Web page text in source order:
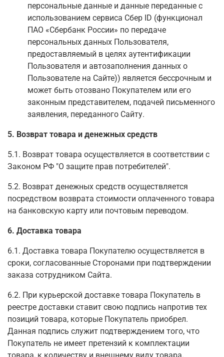
персональные данные и данные переданные с
использованием сервиса Сбер ID (функционал
ПАО «Сбербанк России» по передаче
персональных данных Пользователя,
предоставляемый в целях аутентификации
Пользователя и автозаполнения данных о
Пользователе на Сайте)) является бессрочным и
может быть отозвано Покупателем или его
законным представителем, подачей письменного
заявления, переданного Сайту.
5. Возврат товара и денежных средств
5.1. Возврат товара осуществляется в соответствии с
Законом РФ "О защите прав потребителей".
5.2. Возврат денежных средств осуществляется
посредством возврата стоимости оплаченного товара
на банковскую карту или почтовым переводом.
6. Доставка товара
6.1. Доставка товара Покупателю осуществляется в
сроки, согласованные Сторонами при подтверждении
заказа сотрудником Сайта.
6.2. При курьерской доставке товара Покупатель в
реестре доставки ставит свою подпись напротив тех
позиций товара, которые Покупатель приобрел.
Данная подпись служит подтверждением того, что
Покупатель не имеет претензий к комплектации